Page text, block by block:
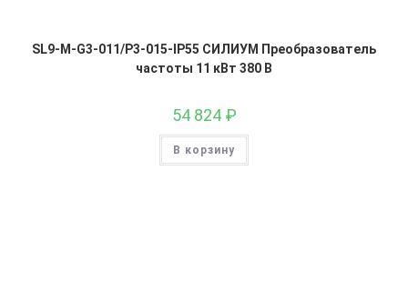
SL9-M-G3-011/P3-015-IP55 СИЛИУМ Преобразователь
частоты 11 кВт 380 В
54 824 ₽
В корзину